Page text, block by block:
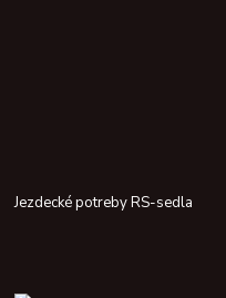
Jezdecké potreby RS-sedla